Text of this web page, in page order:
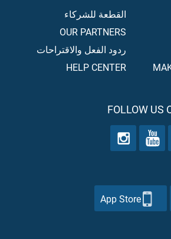
القطعة للشركاء
OUR PARTNERS
ردود الفعل والاقتراحات
HELP CENTER
FOLLOW US
App Store